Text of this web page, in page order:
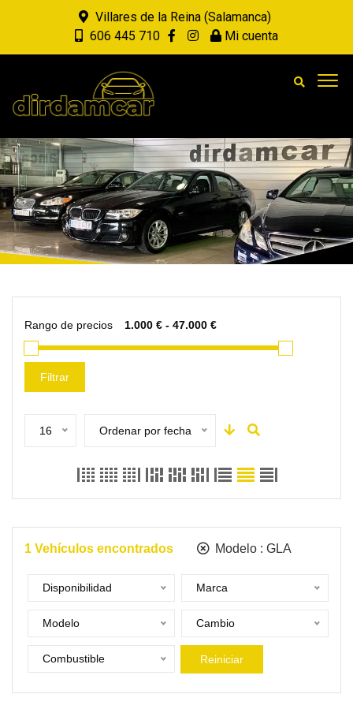
Villares de la Reina (Salamanca)
606 445 710
Mi cuenta
Rango de precios
Filtrar
16 Ordenar por fecha
1 Vehículos encontrados Modelo : GLA
Disponibilidad Marca
Modelo Cambio
Combustible Reiniciar